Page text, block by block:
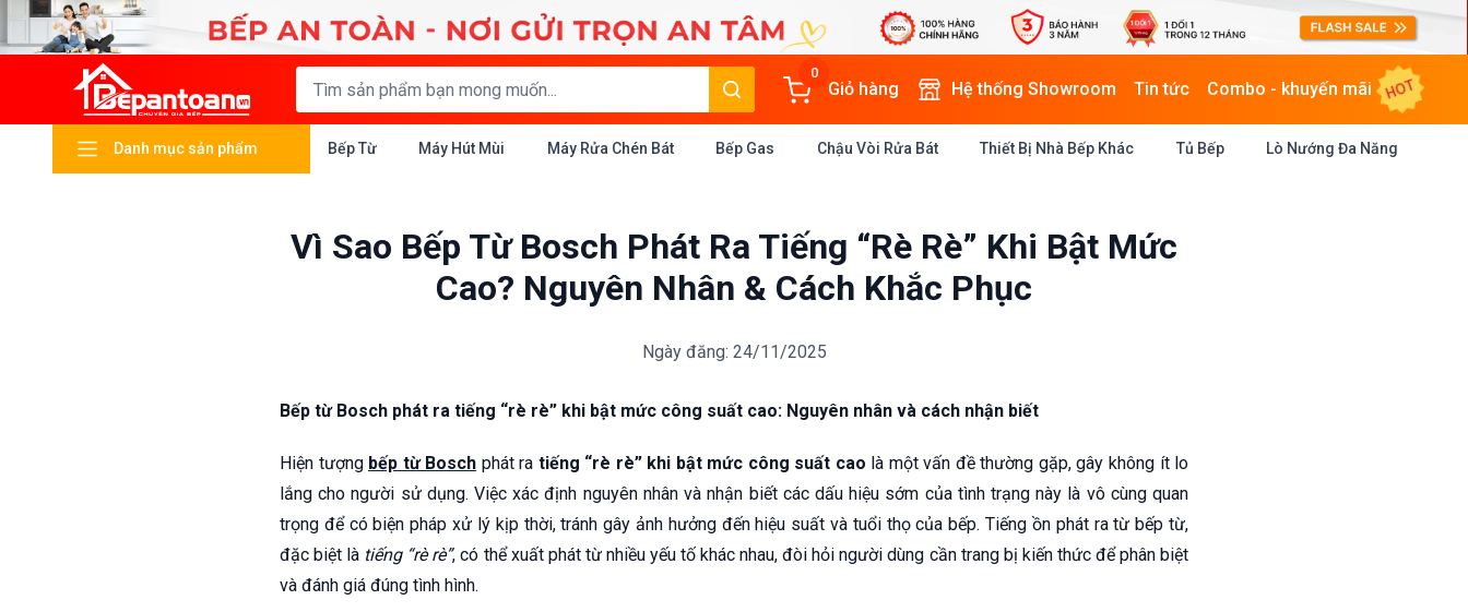
0
Giỏ hàng Hệ thống Showroom Tin tức Combo - khuyến mãi HOT
Danh mục sản phẩm Bếp Từ Máy Hút Mùi Máy Rửa Chén Bát Bếp Gas Chậu Vòi Rửa Bát Thiết Bị Nhà Bếp Khác Tủ Bếp Lò Nướng Đa Năng
Vì Sao Bếp Từ Bosch Phát Ra Tiếng “Rè Rè” Khi Bật Mức
Cao? Nguyên Nhân & Cách Khắc Phục
Ngày đăng: 24/11/2025
Bếp từ Bosch phát ra tiếng “rè rè” khi bật mức công suất cao: Nguyên nhân và cách nhận biết
Hiện tượng bếp từ Bosch phát ra tiếng “rè rè” khi bật mức công suất cao là một vấn đề thường gặp, gây không ít lo
lắng cho người sử dụng. Việc xác định nguyên nhân và nhận biết các dấu hiệu sớm của tình trạng này là vô cùng quan
trọng để có biện pháp xử lý kịp thời, tránh gây ảnh hưởng đến hiệu suất và tuổi thọ của bếp. Tiếng ồn phát ra từ bếp từ,
đặc biệt là tiếng “rè rè”, có thể xuất phát từ nhiều yếu tố khác nhau, đòi hỏi người dùng cần trang bị kiến thức để phân biệt
và đánh giá đúng tình hình.